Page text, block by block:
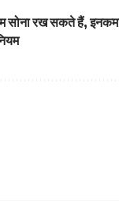
सोना रख सकते हैं, इनकम